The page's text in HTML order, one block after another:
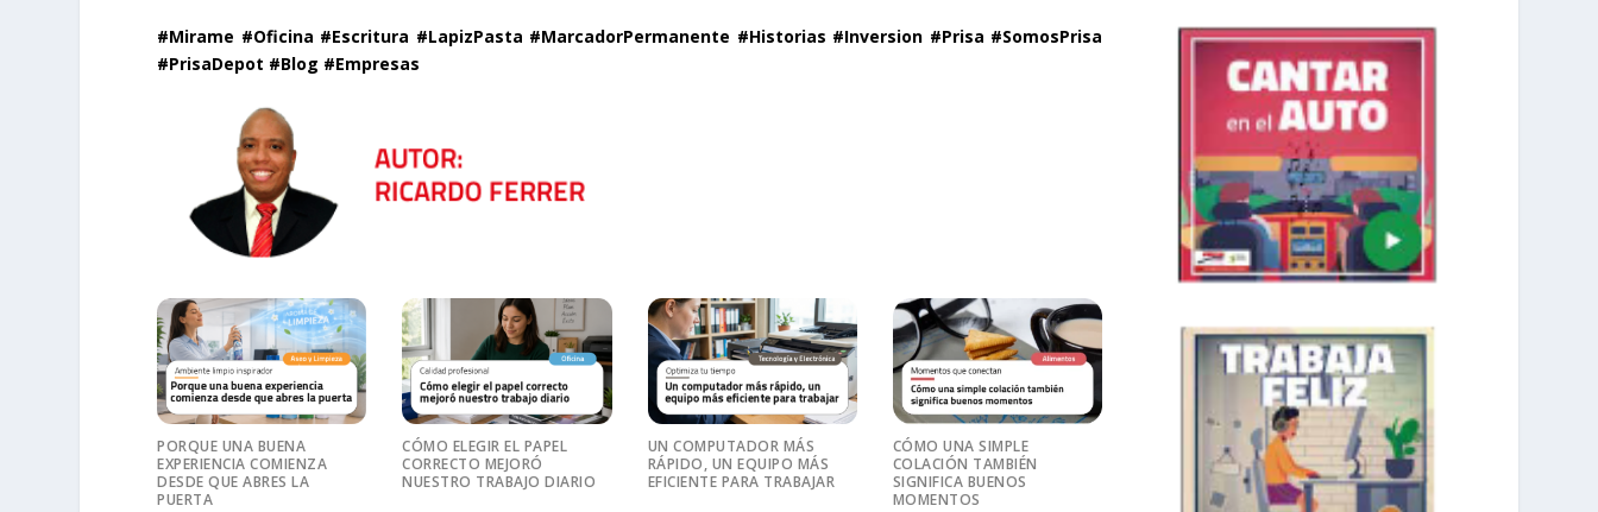
#Mirame #Oficina #Escritura #LapizPasta #MarcadorPermanente #Historias #Inversion #Prisa #SomosPrisa
#PrisaDepot #Blog #Empresas
PORQUE UNA BUENA
EXPERIENCIA COMIENZA
DESDE QUE ABRES LA
PUERTA
CÓMO ELEGIR EL PAPEL
CORRECTO MEJORÓ
NUESTRO TRABAJO DIARIO
UN COMPUTADOR MÁS
RÁPIDO, UN EQUIPO MÁS
EFICIENTE PARA TRABAJAR
CÓMO UNA SIMPLE
COLACIÓN TAMBIÉN
SIGNIFICA BUENOS
MOMENTOS